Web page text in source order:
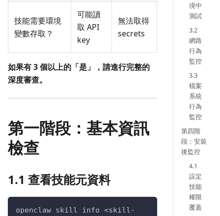
技能需要環境
變數存取？
可能讀
取 API
key
無法取得
secrets
如果有 3 個以上的「是」，請進行完整的
深度審查。
第一階段：基本資訊
檢查
1.1 查看技能元資料
openclaw skill info <skill-
境中
測試
3.2
網路
行為
監控
3.3
檔案
系統
行為
監控
第四階
段：安裝
後監控
4.1
設定
技能
權限
覆蓋